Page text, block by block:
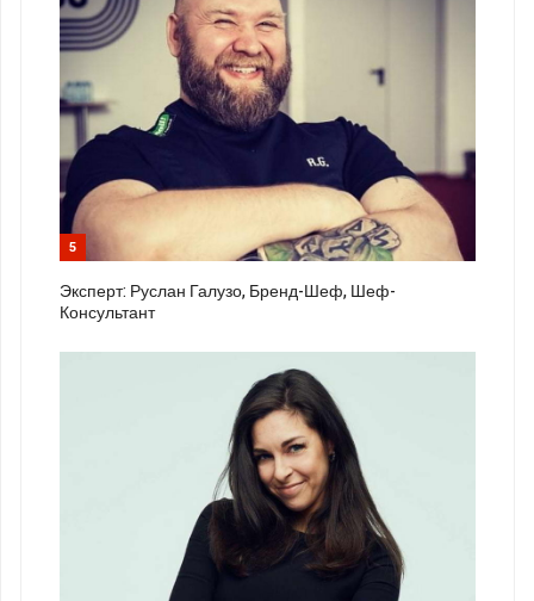
5
Эксперт: Руслан Галузо, Бренд-Шеф, Шеф-
Консультант